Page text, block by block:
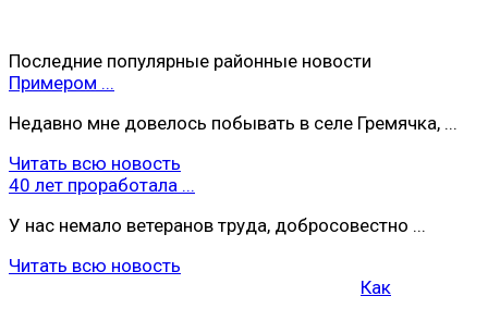
Последние популярные районные новости
Примером ...
Недавно мне довелось побывать в селе Гремячка, ...
Читать всю новость
40 лет проработала ...
У нас немало ветеранов труда, добросовестно ...
Читать всю новость
Как